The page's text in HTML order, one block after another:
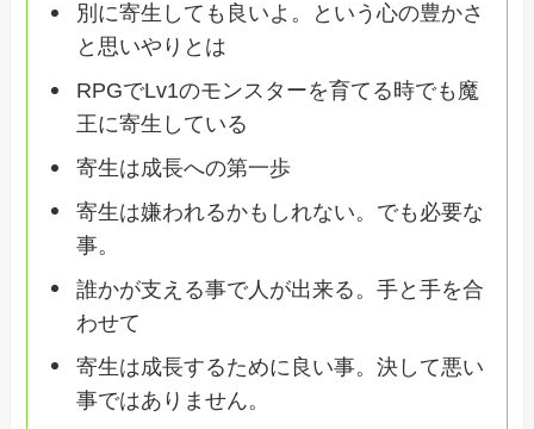
別に寄生しても良いよ。という心の豊かさ
と思いやりとは
RPGでLv1のモンスターを育てる時でも魔
王に寄生している
寄生は成長への第一歩
寄生は嫌われるかもしれない。でも必要な
事。
誰かが支える事で人が出来る。手と手を合
わせて
寄生は成長するために良い事。決して悪い
事ではありません。